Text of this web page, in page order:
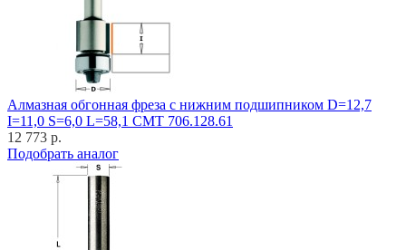
Алмазная обгонная фреза с нижним подшипником D=12,7
I=11,0 S=6,0 L=58,1 CMT 706.128.61
12 773 р.
Подобрать аналог